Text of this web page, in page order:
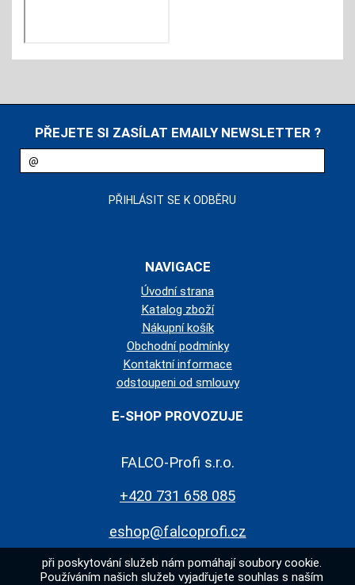
PŘEJETE SI ZASÍLAT EMAILY NEWSLETTER ?
NAVIGACE
Úvodní strana
Katalog zboží
Nákupní košík
Obchodní podmínky
Kontaktní informace
odstoupeni od smlouvy
E-SHOP PROVOZUJE
FALCO-Profi s.r.o.
+420 731 658 085
eshop@falcoprofi.cz
při poskytování služeb nám pomáhají soubory cookie.
Používáním našich služeb vyjadřujete souhlas s naším